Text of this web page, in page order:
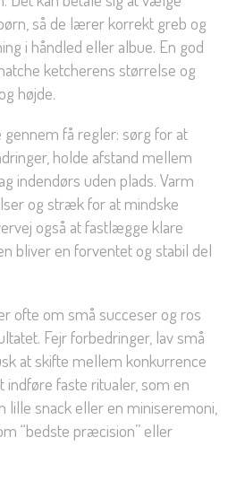
så de lærer korrekt greb og
i håndled eller albue. En god
ketcherens størrelse og
højde.
få regler: sørg for at
holde afstand mellem
indendørs uden plads. Varm
og stræk for at mindske
også at fastlægge klare
bliver en forventet og stabil del
ofte om små succeser og ros
Fejr forbedringer, lav små
at skifte mellem konkurrence
indføre faste ritualer, som en
lille snack eller en miniseremoni,
“bedste præcision” eller